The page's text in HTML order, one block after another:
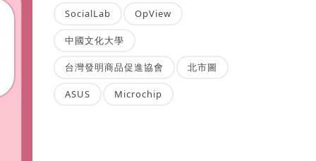
SocialLab OpView
中國文化大學
台灣發明商品促進協會 北市圖
ASUS Microchip